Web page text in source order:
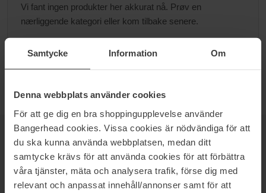
Samtycke Information Om
Denna webbplats använder cookies
För att ge dig en bra shoppingupplevelse använder
Bangerhead cookies. Vissa cookies är nödvändiga för att
du ska kunna använda webbplatsen, medan ditt
samtycke krävs för att använda cookies för att förbättra
våra tjänster, mäta och analysera trafik, förse dig med
relevant och anpassat innehåll/annonser samt för att
Vi fant ingen produkter her akkurat nå. Prøv en
nærliggende kategori eller kom tilbake senere.
Gå til B
NYHETSBREVVÆR FØRST UTE